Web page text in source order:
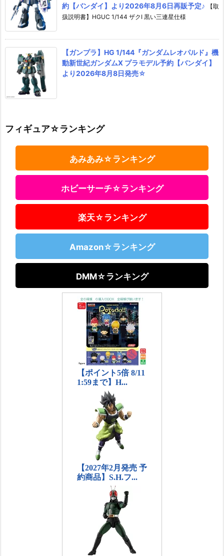
約【バンダイ】より2026年8月6日再販予定♪
【取
扱説明書】HGUC 1/144 ザクI 黒い三連星仕様
【ガンプラ】HG 1/144『ガンダムレオパルド』機
動新世紀ガンダムX プラモデル予約【バンダイ】
より2026年8月8日発売☆
フィギュア☆ランキング
あみあみ☆ランキング
ホビーサーチ☆ランキング
楽天☆ランキング
Amazon☆ランキング
DMM☆ランキング